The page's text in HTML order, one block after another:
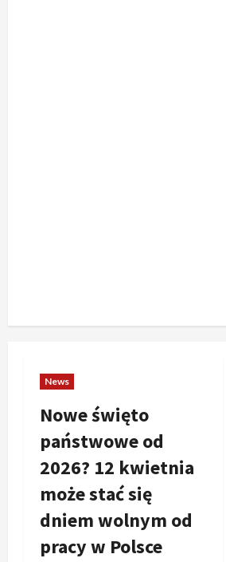
News
Nowe święto
państwowe od
2026? 12 kwietnia
może stać się
dniem wolnym od
pracy w Polsce